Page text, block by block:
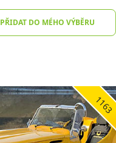
PŘIDAT DO MÉHO VÝBĚRU
1163